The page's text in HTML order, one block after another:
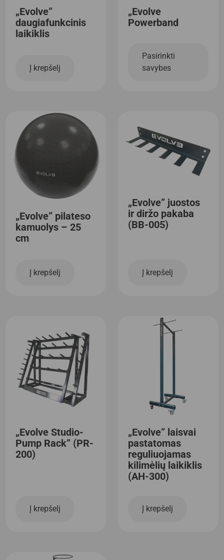
„Evolve”
daugiafunkcinis
laikiklis
Į krepšelį
„Evolve
Powerband
Pasirinkti
savybes
„Evolve” pilateso
kamuolys – 25
cm
Į krepšelį
„Evolve” juostos
ir diržo pakaba
(BB-005)
Į krepšelį
„Evolve Studio-
Pump Rack” (PR-
200)
Į krepšelį
„Evolve” laisvai
pastatomas
reguliuojamas
kilimėlių laikiklis
(AH-300)
Į krepšelį